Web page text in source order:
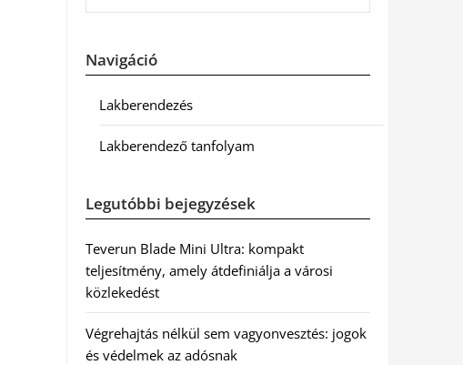
Navigáció
Lakberendezés
Lakberendező tanfolyam
Legutóbbi bejegyzések
Teverun Blade Mini Ultra: kompakt
teljesítmény, amely átdefiniálja a városi
közlekedést
Végrehajtás nélkül sem vagyonvesztés: jogok
és védelmek az adósnak